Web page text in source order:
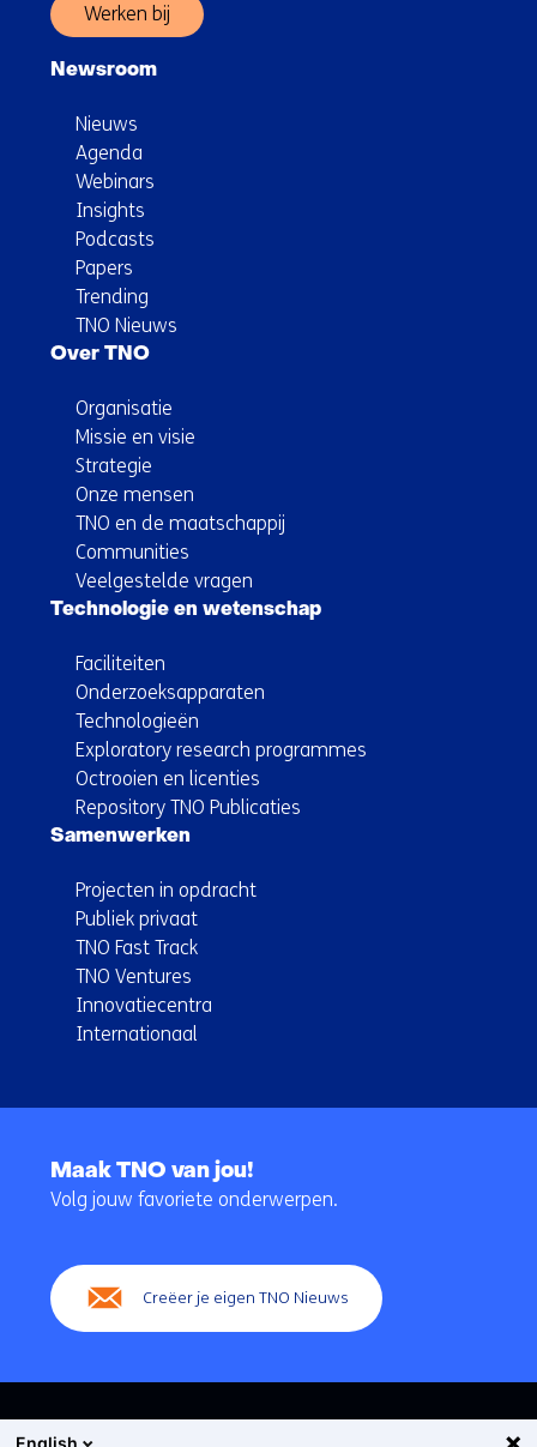
Werken bij
Newsroom
Nieuws
Agenda
Webinars
Insights
Podcasts
Papers
Trending
TNO Nieuws
Over TNO
Organisatie
Missie en visie
Strategie
Onze mensen
TNO en de maatschappij
Communities
Veelgestelde vragen
Technologie en wetenschap
Faciliteiten
Onderzoeksapparaten
Technologieën
Exploratory research programmes
Octrooien en licenties
Repository TNO Publicaties
Samenwerken
Projecten in opdracht
Publiek privaat
TNO Fast Track
TNO Ventures
Innovatiecentra
Internationaal
navigatie
Maak TNO van jou!
Volg jouw favoriete onderwerpen.
Creëer je eigen TNO Nieuws
English